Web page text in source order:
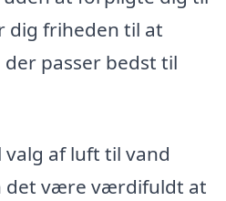
dig friheden til at
passer bedst til
af luft til vand
det være værdifuldt at